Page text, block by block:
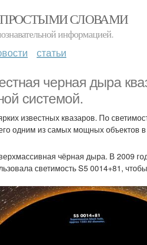
СЛОВАМИ
информацией.
статьи
черная дыра
системой.
известных квазаров. По
одним из самых мощных объектов
чёрная дыра. В 2009
светимость S5 0014+81,